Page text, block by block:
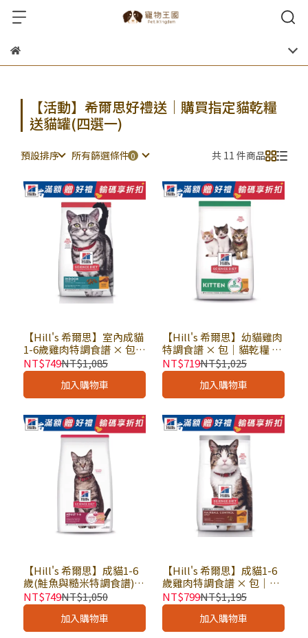
【活動】希爾思好禮送｜購買指定貓乾糧
送貓罐(四選一)
預設排序 所有篩選條件 共 11 件商品
【Hill's 希爾思】室內成貓
1-6歲雞肉特調食譜 × 包｜
貓乾糧 貓飼料 希爾思貓飼
料
NT$749NT$1,085
加入購物車
【Hill's 希爾思】幼貓雞肉
特調食譜 × 包｜貓乾糧 貓
飼料 幼貓飼料 希爾思貓飼
料
NT$719NT$1,025
加入購物車
【Hill's 希爾思】成貓1-6
歲(鮭魚與糙米特調食譜)
× 包｜貓乾糧 貓飼料 希爾
思貓飼料
NT$749NT$1,050
加入購物車
【Hill's 希爾思】成貓1-6
歲雞肉特調食譜 × 包｜毛
球控制 貓乾糧 貓飼料 化毛
飼料 希爾思貓飼料
NT$799NT$1,195
加入購物車